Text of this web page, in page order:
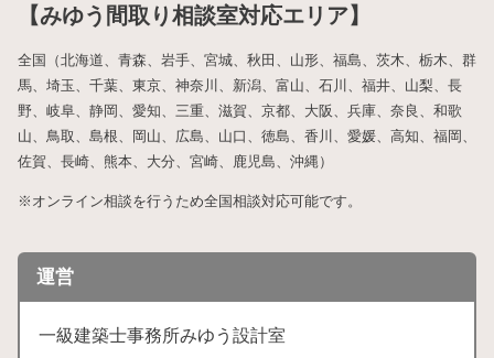
【みゆう間取り相談室対応エリア】
全国（北海道、青森、岩手、宮城、秋田、山形、福島、茨木、栃木、群
馬、埼玉、千葉、東京、神奈川、新潟、富山、石川、福井、山梨、長
野、岐阜、静岡、愛知、三重、滋賀、京都、大阪、兵庫、奈良、和歌
山、鳥取、島根、岡山、広島、山口、徳島、香川、愛媛、高知、福岡、
佐賀、長崎、熊本、大分、宮崎、鹿児島、沖縄）
※オンライン相談を行うため全国相談対応可能です。
運営
一級建築士事務所みゆう設計室